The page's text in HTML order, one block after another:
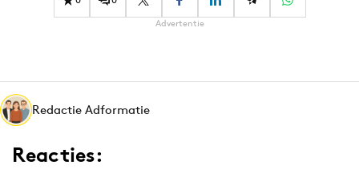
Influencer marketing
Media
Merkstrategie
PR
Programmatic
Advertentie
Redactie Adformatie
Reacties: